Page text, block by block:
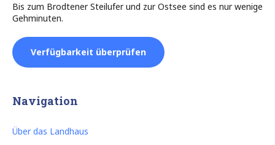
Bis zum Brodtener Steilufer und zur Ostsee sind es nur wenige
Gehminuten.
Verfügbarkeit überprüfen
Navigation
Über das Landhaus